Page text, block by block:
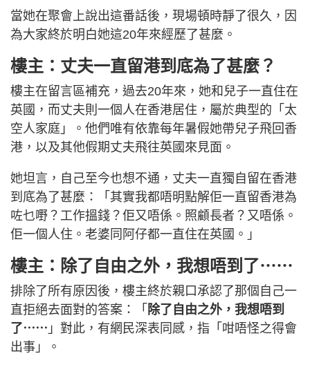
當她在聚會上說出這番話後，現場頓時靜了很久，因
為大家終於明白她這20年來經歷了甚麼。
樓主：丈夫一直留港到底為了甚麼？
樓主在留言區補充，過去20年來，她和兒子一直住在
英國，而丈夫則一個人在香港居住，屬於典型的「太
空人家庭」。他們唯有依靠每年暑假她帶兒子飛回香
港，以及其他假期丈夫飛往英國來見面。
她坦言，自己至今也想不通，丈夫一直獨自留在香港
到底為了甚麼：「其實我都唔明點解佢一直留香港為
咗乜嘢？工作搵錢？佢又唔係。照顧長者？又唔係。
佢一個人住。老婆同阿仔都一直住在英國。」
樓主：除了自由之外，我想唔到了⋯⋯
排除了所有原因後，樓主終於親口承認了那個自己一
直拒絕去面對的答案：「 除了自由之外，我想唔到
了⋯⋯ 」對此，有網民深表同感，指「咁唔怪之得會
出事」。